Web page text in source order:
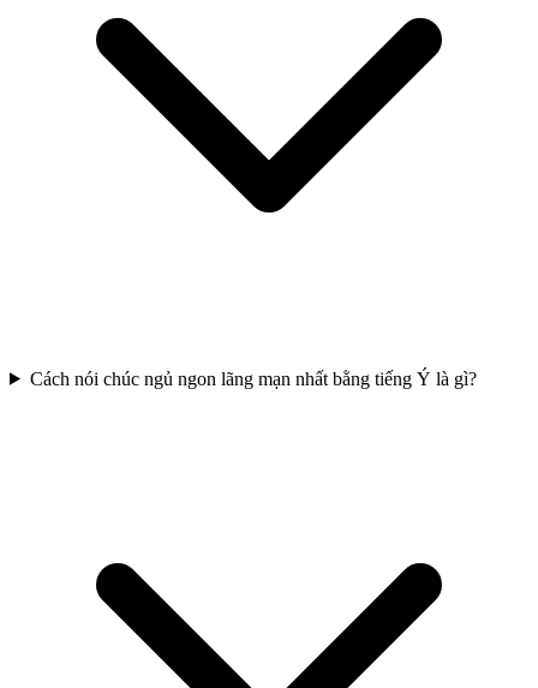
Cách nói chúc ngủ ngon lãng mạn nhất bằng tiếng Ý là gì?